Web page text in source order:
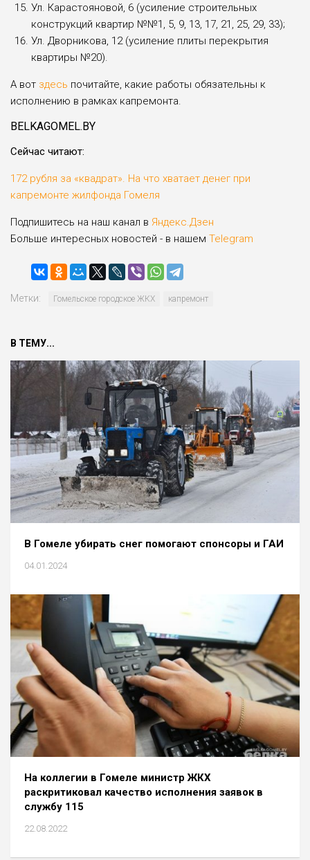
Ул. Карастояновой, 6 (усиление строительных
конструкций квартир №№1, 5, 9, 13, 17, 21, 25, 29, 33);
Ул. Дворникова, 12 (усиление плиты перекрытия
квартиры №20).
А вот здесь почитайте, какие работы обязательны к
исполне­нию в рамках капремонта.
BELKAGOMEL.BY
Сейчас читают:
172 рубля за «квадрат». На что хватает денег при
капремонте жилфонда Гомеля
Подпишитесь на наш канал в Яндекс.Дзен
Больше интересных новостей - в нашем Telegram
Метки: Гомельское городское ЖКХ капремонт
В ТЕМУ...
В Гомеле убирать снег помогают спонсоры и ГАИ
04.01.2024
На коллегии в Гомеле министр ЖКХ
раскритиковал качество исполнения заявок в
службу 115
22.08.2022